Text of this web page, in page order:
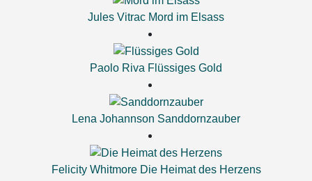
Jules Vitrac Mord im Elsass
Paolo Riva Flüssiges Gold
Lena Johannson Sanddornzauber
Felicity Whitmore Die Heimat des Herzens